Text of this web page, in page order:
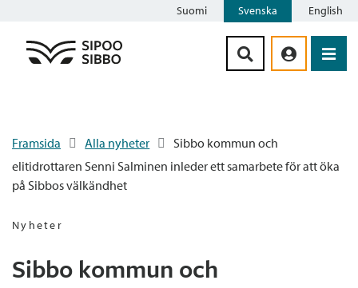
Suomi Svenska English
Framsida Alla nyheter
Sibbo kommun och
elitidrottaren Senni Salminen inleder ett samarbete för att öka
på Sibbos välkändhet
Nyheter
Sibbo kommun och